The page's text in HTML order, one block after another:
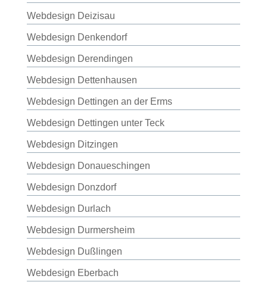
Webdesign Deizisau
Webdesign Denkendorf
Webdesign Derendingen
Webdesign Dettenhausen
Webdesign Dettingen an der Erms
Webdesign Dettingen unter Teck
Webdesign Ditzingen
Webdesign Donaueschingen
Webdesign Donzdorf
Webdesign Durlach
Webdesign Durmersheim
Webdesign Dußlingen
Webdesign Eberbach